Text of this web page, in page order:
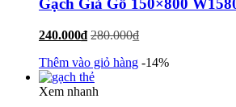
Gạch Giả Gỗ 150×800
240.000₫ 280.000₫
Thêm vào giỏ hàng -14%
Xem nhanh